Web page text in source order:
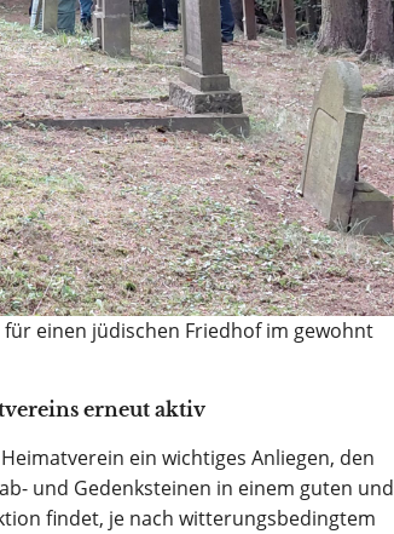
einen jüdischen Friedhof im gewohnt
erneut aktiv
ein wichtiges Anliegen, den
und Gedenksteinen in einem guten und
findet, je nach witterungsbedingtem